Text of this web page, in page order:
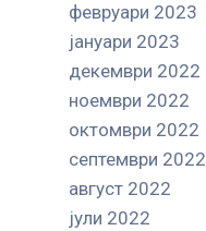
февруари 2023
јануари 2023
декември 2022
ноември 2022
октомври 2022
септември 2022
август 2022
јули 2022